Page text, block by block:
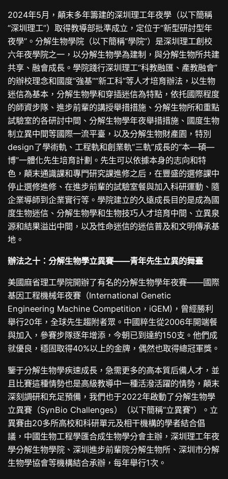
2024年5月，顛末多年籌建的深圳理工年夜學（以下簡稱
“深圳理工”）取得教導部批準成立，定位于“新型研討型年
夜學”。分解生物學院（以下簡稱“學院”）是深圳理工創校
六年夜學院之一，以分解生物學為建制，與分解生物所共建
共享、融會成長。學院踐行深圳理工“科教融匯、產教融會”
的辦校理念和國度“強基”“新工科”等人才培育辦法，以生物
迷信為基本，分解生物學和穿插迷信為特點，依托國際程度
的師資步隊、進步前輩的講授舉措措施、分解生物所和重點
試驗室的各研討中間、分解生物學年夜舉措措施、國度生物
制立異中間等國際一流平臺，以及分解生物財產園，特別
design了學術軌、工程軌和創業軌“三軌”成長的“本—碩—
博”一體化先生培育計劃。先生可以依據本身的志向和特
色，顛末通識課和專門研究課進修之后，在豐盛的選修課中
停止選修進修、在進步前輩的試驗室餐與加入科研運動、隨
企業導師到企業實行等。學院建立的久遠成長目的是成為國
度生物迷信、分解生物學和生物技巧人才培育中間、立異泉
源和結果溢出中間，以及性命迷信的迷信普及和文明傳承基
地。
辦法之十：分解生物學立異賽——青年先生立異的舞臺
美國麻省理工學院開辦了有名的分解生物學年夜賽——國際
基因工程機械年夜賽（International Genetic
Engineering Machine Competition，iGEM)，曾經勝利
舉行20年，全球先生趨附者眾。中國粹生從2006年開端餐
與加入，參賽步隊逐年增添，今朝已到達約150支。他們成
就優良，穩固取得40%以上的金牌，偶然也取得總冠軍獎。
鑒于分解生物學疾速成長，急需更多的高本質后備人才，並
且比賽這種情勢也是高級教導中一種活潑活躍的情勢，顛末
深刻調研和充足預備，我們也于2022年啟動了分解生物學
立異賽（SynBio Challenges）（以下簡稱“立異賽”）。立
異賽由20多所高校和科研單元及相干機構的學者結合倡
議，中國生物工程學匯合成生物學分會主辦，深圳理工年夜
學分解生物學院、深圳進步前輩院分解生物所、深圳市分解
生物學協會等機構結合承辦，每年舉行1次。